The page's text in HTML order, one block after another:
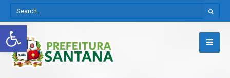
Abrir a barra de ferramentas